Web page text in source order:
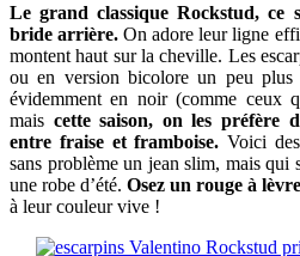
Le grand classique Rockstud, ce
bride arrière. On adore leur ligne
montent haut sur la cheville. Les
ou en version bicolore un peu plus
évidemment en noir (comme ceux
mais cette saison, on les préfère
entre fraise et framboise. Voici
sans problème un jean slim, mais qui
une robe d’été. Osez un rouge à
à leur couleur vive !